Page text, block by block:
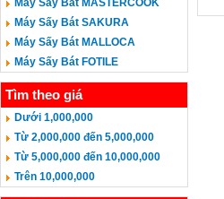
Máy Sấy Bát MASTERCOOK
Máy Sấy Bát SAKURA
Máy Sấy Bát MALLOCA
Máy Sấy Bát FOTILE
Tìm theo giá
Dưới 1,000,000
Từ 2,000,000 đến 5,000,000
Từ 5,000,000 đến 10,000,000
Trên 10,000,000